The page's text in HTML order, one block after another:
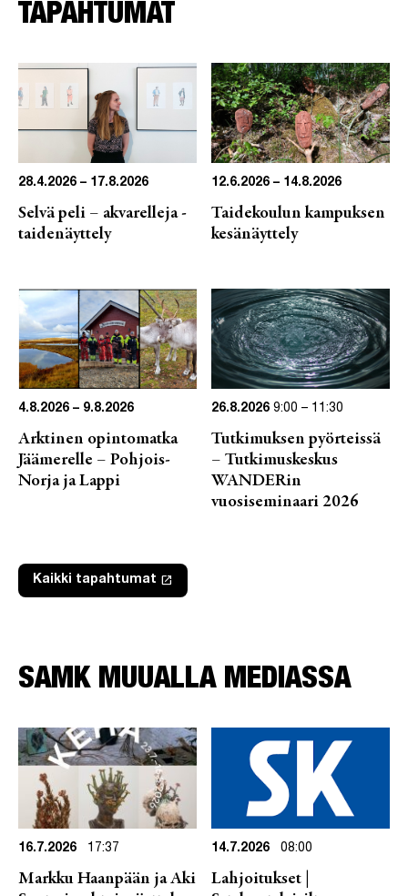
TAPAHTUMAT
28.4.2026 – 17.8.2026
Selvä peli – akvarelleja -
taidenäyttely
12.6.2026 – 14.8.2026
Taidekoulun kampuksen
kesänäyttely
4.8.2026 – 9.8.2026
Arktinen opintomatka
Jäämerelle – Pohjois-
Norja ja Lappi
26.8.2026 9:00 – 11:30
Tutkimuksen pyörteissä
– Tutkimuskeskus
WANDERin
vuosiseminaari 2026
Kaikki tapahtumat
Linkki avautuu uuteen välilehteen
launch
SAMK MUUALLA MEDIASSA
16.7.2026 17:37
Markku Haanpään ja Aki
14.7.2026 08:00
Lahjoitukset |